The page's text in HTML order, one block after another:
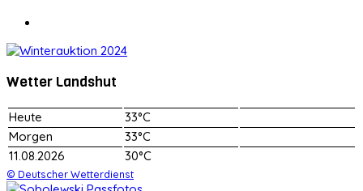
Wetter Landshut
Heute
33°C
Morgen
33°C
11.08.2026
30°C
© Deutscher Wetterdienst